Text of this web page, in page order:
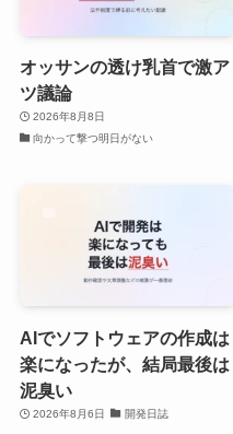
オッサンの透け乳首で激ア
ツ議論
2026年8月8日
向かって撃つ明日がない
AIでソフトウェアの作成は
楽になったが、結局最後は
泥臭い
2026年8月6日 開発日誌